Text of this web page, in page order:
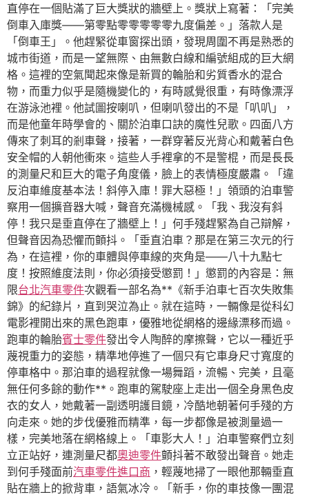
直停在一個貼滿了巨大獎狀的牆壁上。獎狀上寫著：「完美
倒車入庫獎——第零點零零零零零九度偏差。」落款人是
「倒車王」。他趕緊從車窗探出頭，發現周圍不再是熟悉的
城市街道，而是一望無際、由無數白線和編號組成的巨大網
格。這裡的空氣聞起來像是新買的輪胎和劣質香水的混合
物，而重力似乎是隨機變化的，有時感覺很重，有時像漂浮
在游泳池裡。他試圖按喇叭，但喇叭發出的不是「叭叭」，
而是他童年時學會的、關於泊車口訣的魔性兒歌。四面八方
傳來了刺耳的剎車聲，接著，一群穿著反光背心和戴著白色
安全帽的人朝他衝來。這些人手裡拿的不是警棍，而是長長
的測量尺和巨大的電子角度儀，臉上的表情極度嚴肅。「違
反泊車維度基本法！斜停入庫！罪大惡極！」領頭的泊車警
察用一個擴音器大喊，聲音充滿機械感。「我、我沒有斜
停！我只是垂直停在了牆壁上！」何手殘趕緊為自己辯解，
但聲音因為恐懼而顫抖。「垂直泊車？那是在第三次元的行
為，在這裡，你的車體與停車線的夾角是——八十九點七
度！按照維度法則，你必須接受懲罰！」懲罰的內容是：無
限台北汽車零件次觀看一部名為**《新手泊車七百次失敗集
錦》的紀錄片，直到哭泣為止。就在這時，一輛像是從科幻
電影裡開出來的黑色跑車，優雅地從網格的邊緣漂移而過。
跑車的輪胎賓士零件發出令人陶醉的摩擦聲，它以一種近乎
蔑視重力的姿態，精準地停進了一個只有它車身尺寸寬度的
停車格中。那泊車的過程就像一場舞蹈，流暢、完美，且毫
無任何多餘的動作**。跑車的駕駛座上走出一個全身黑色皮
衣的女人，她戴著一副透明護目鏡，冷酷地朝著何手殘的方
向走來。她的步伐優雅而精準，每一步都像是被測量過一
樣，完美地落在網格線上。「車影大人！」泊車警察們立刻
立正站好，連測量尺都奧迪零件顫抖著不敢發出聲音。她走
到何手殘面前汽車零件進口商 ，輕蔑地掃了一眼他那輛垂直
貼在牆上的掀背車，語氣冰冷。「新手，你的車技像一團混